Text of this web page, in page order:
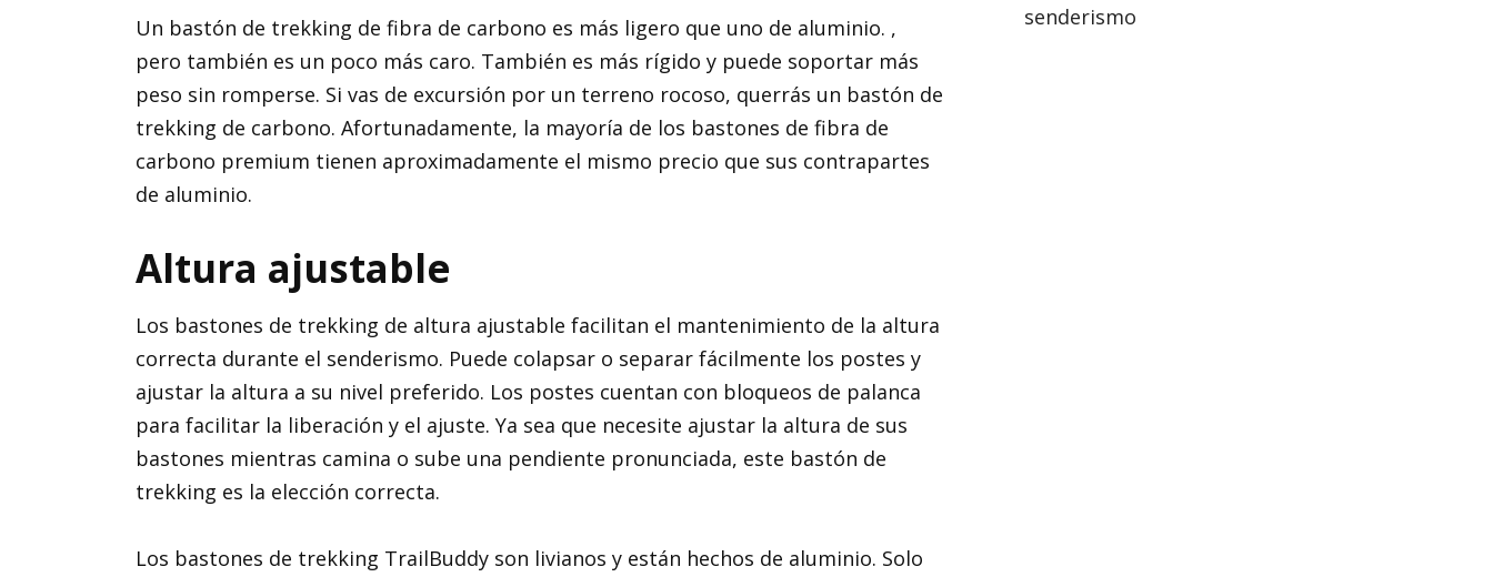
Un bastón de trekking de fibra de carbono es más ligero que uno de aluminio. ,
pero también es un poco más caro. También es más rígido y puede soportar más
peso sin romperse. Si vas de excursión por un terreno rocoso, querrás un bastón de
trekking de carbono. Afortunadamente, la mayoría de los bastones de fibra de
carbono premium tienen aproximadamente el mismo precio que sus contrapartes
de aluminio.
Altura ajustable
Los bastones de trekking de altura ajustable facilitan el mantenimiento de la altura
correcta durante el senderismo. Puede colapsar o separar fácilmente los postes y
ajustar la altura a su nivel preferido. Los postes cuentan con bloqueos de palanca
para facilitar la liberación y el ajuste. Ya sea que necesite ajustar la altura de sus
bastones mientras camina o sube una pendiente pronunciada, este bastón de
trekking es la elección correcta.
Los bastones de trekking TrailBuddy son livianos y están hechos de aluminio. Solo
senderismo